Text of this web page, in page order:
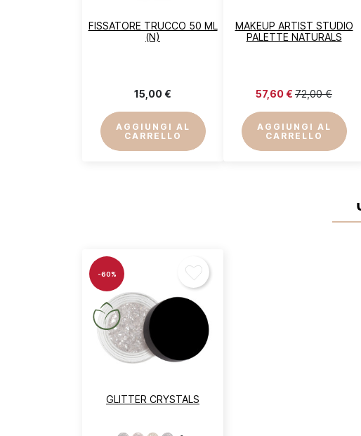
FISSATORE TRUCCO 50 ML
(N)
15,00 €
AGGIUNGI AL
CARRELLO
MAKEUP ARTIST STUDIO
PALETTE NATURALS
57,60 € 72,00 €
AGGIUNGI AL
CARRELLO
GLITTER CRYSTALS
-60%
Devi